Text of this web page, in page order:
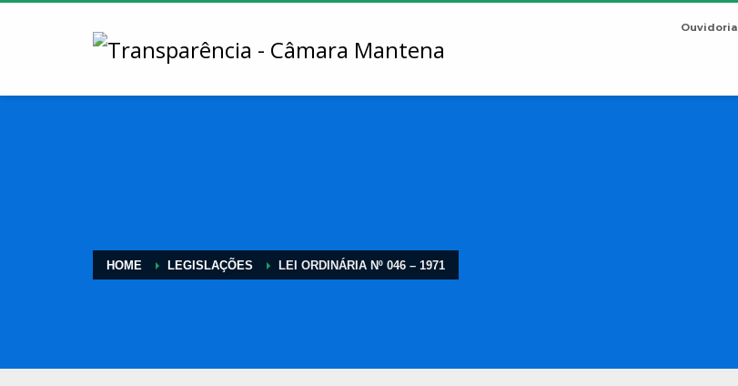
Ouvidoria
HOME LEGISLAÇÕES LEI ORDINÁRIA Nº 046 – 1971